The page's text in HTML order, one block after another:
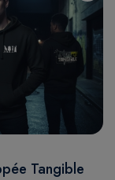
Tangible